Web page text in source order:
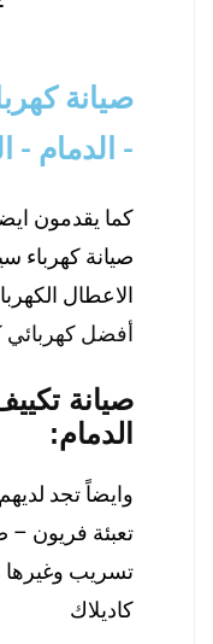
صيانة
- الدمام -
كما يقدمون
صيانة كهرباء
الاعطال
أفضل كهربائي
صيانة
الدمام:
وايضاً تجد
تعبئة فريون
تسريب
كاديلاك